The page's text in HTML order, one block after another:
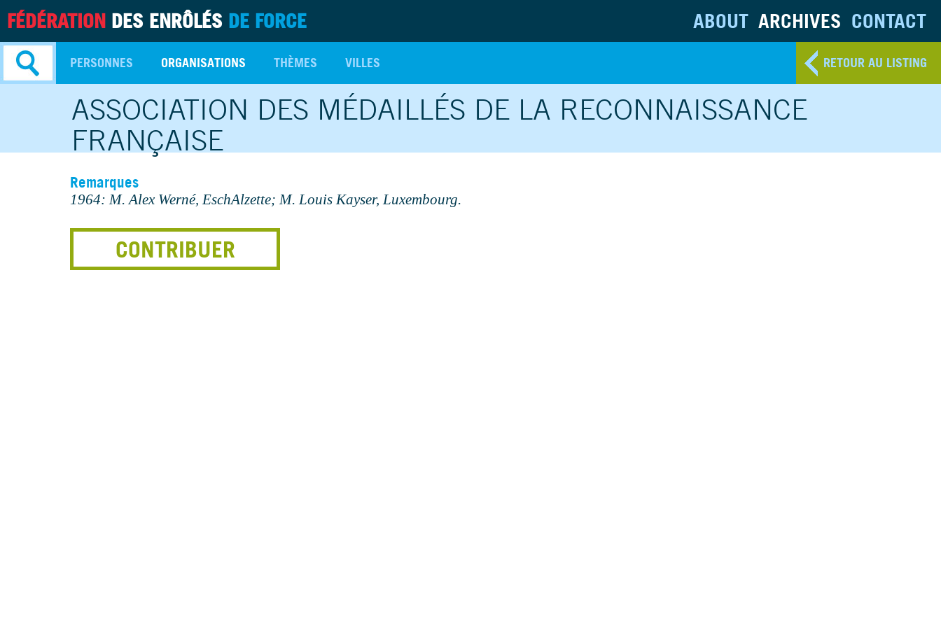
FÉDÉRATION DES ENRÔLÉS DE FORCE ABOUT ARCHIVES CONTACT
PERSONNES ORGANISATIONS THÈMES VILLES RETOUR AU LISTING
ASSOCIATION DES MÉDAILLÉS DE LA RECONNAISSANCE
FRANÇAISE
Remarques
1964: M. Alex Werné, EschAlzette; M. Louis Kayser, Luxembourg.
CONTRIBUER